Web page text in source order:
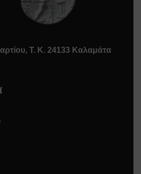
Τ. Κ. 24133 Καλαμάτα